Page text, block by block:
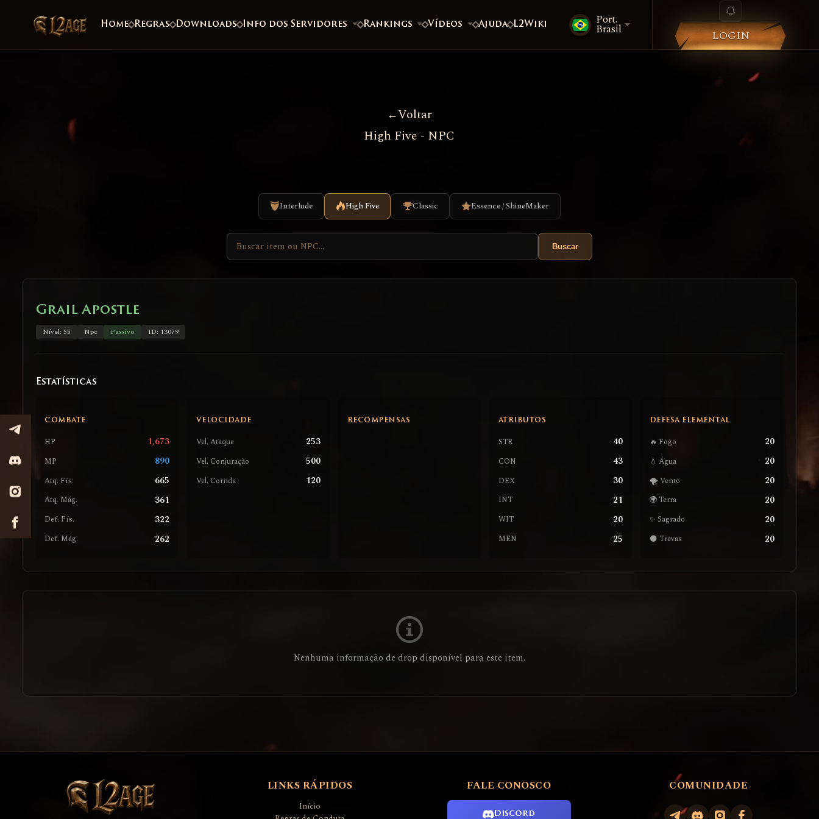
Home Regras Downloads Info dos Servidores Rankings Vídeos Ajuda L2Wiki Port.
Brasil LOGIN
Voltar
High Five - NPC
Interlude High Five Classic Essence / ShineMaker
Buscar
Grail Apostle
Nível: 55 Npc Passivo ID: 13079
Estatísticas
COMBATE
HP 1,673
MP 890
Atq. Fís. 665
Atq. Mág. 361
Def. Fís. 322
Def. Mág. 262
VELOCIDADE
Vel. Ataque 253
Vel. Conjuração 500
Vel. Corrida 120
RECOMPENSAS ATRIBUTOS
STR 40
CON 43
DEX 30
INT 21
WIT 20
MEN 25
DEFESA ELEMENTAL
🔥 Fogo 20
💧 Água 20
🌪️ Vento 20
🌍 Terra 20
✨ Sagrado 20
🌑 Trevas 20
Nenhuma informação de drop disponível para este item.
LINKS RÁPIDOS
Início
FALE CONOSCO
Discord
COMUNIDADE